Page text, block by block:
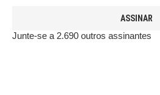
ASSINAR
Junte-se a 2.690 outros assinantes